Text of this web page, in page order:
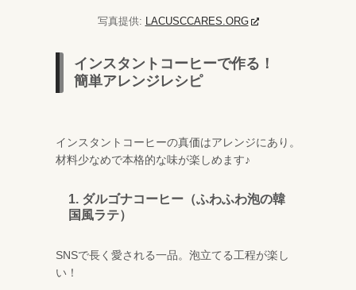
写真提供: LACUSCCARES.ORG
インスタントコーヒーで作る！
簡単アレンジレシピ
インスタントコーヒーの真価はアレンジにあり。
材料少なめで本格的な味が楽しめます♪
1. ダルゴナコーヒー（ふわふわ泡の韓
国風ラテ）
SNSで長く愛される一品。泡立てる工程が楽し
い！